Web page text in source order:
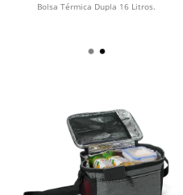
Bolsa Térmica Dupla 16 Litros.